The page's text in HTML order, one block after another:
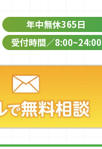
年中無休365日
受付時間／8:00~24:00